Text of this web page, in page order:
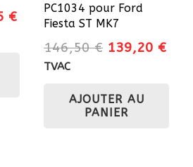
€Le
actuel
PC1034 pour Ford
Fiesta ST MK7
146,50€ Le
était :
146,50 €.
139,20 €Le
TVAC
AJOUTER AU
PANIER